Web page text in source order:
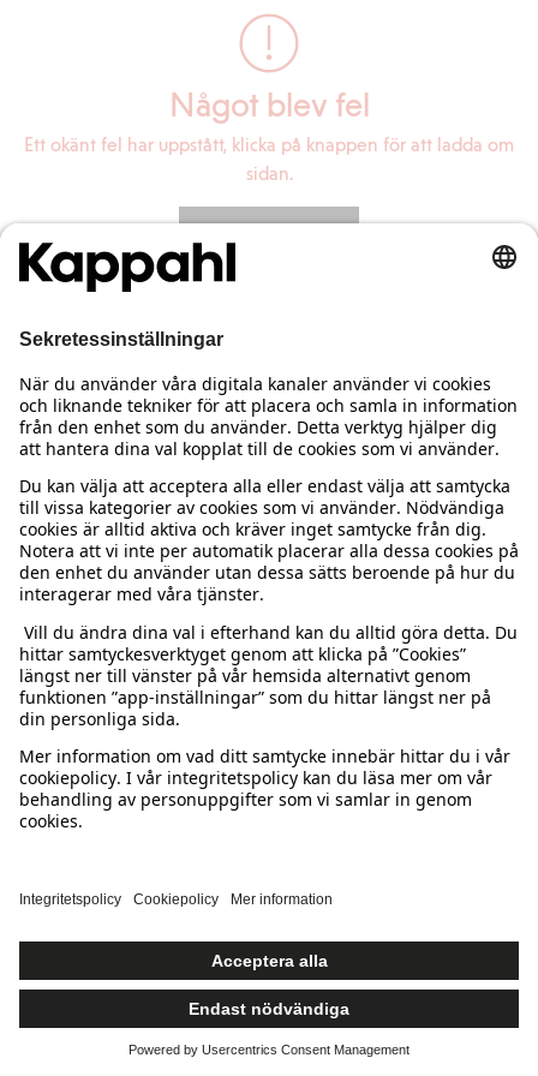
Något blev fel
Ett okänt fel har uppstått, klicka på knappen för att ladda om
sidan.